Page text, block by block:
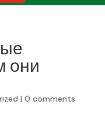
они
| 0 comments